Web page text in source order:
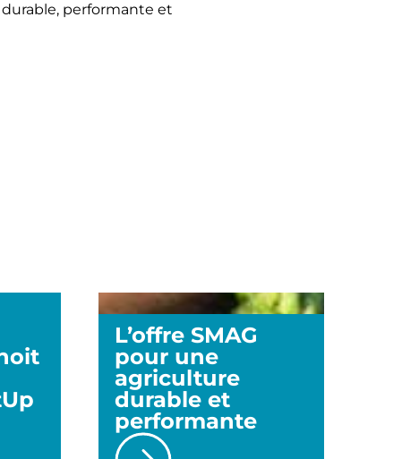
performante et
L’offre SMAG
pour une
agriculture
durable et
performante